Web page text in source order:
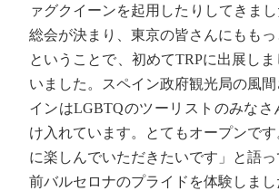
ァグクイーンを起用したりしてきま
総会が決まり、東京の皆さんにもも
ということで、初めてTRPに出展し
いました。スペイン政府観光局の風
インはLGBTQのツーリストのみなさ
け入れています。とてもオープンで
に楽しんでいただきたいです」と語
前バルセロナのプライドを体験しま